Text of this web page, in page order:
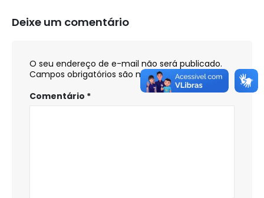
Deixe um comentário
O seu endereço de e-mail não será publicado.
Campos obrigatórios são marcados com*
Comentário *